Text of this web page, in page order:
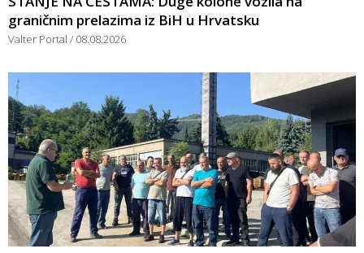
graničnim prelazima iz BiH u Hrvatsku
Valter Portal 08.08.2026